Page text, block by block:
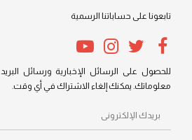
تابعونا على حساباتنا الرسمية
للحصول على الرسائل الإخبارية ورسائل
معلوماتك. يمكنك إلغاء الاشتراك في أي وقت.